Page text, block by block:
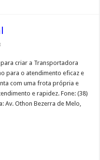
criar a Transportadora
para o atendimento eficaz e
com uma frota própria e
e rapidez. Fone: (38)
Av. Othon Bezerra de Melo,